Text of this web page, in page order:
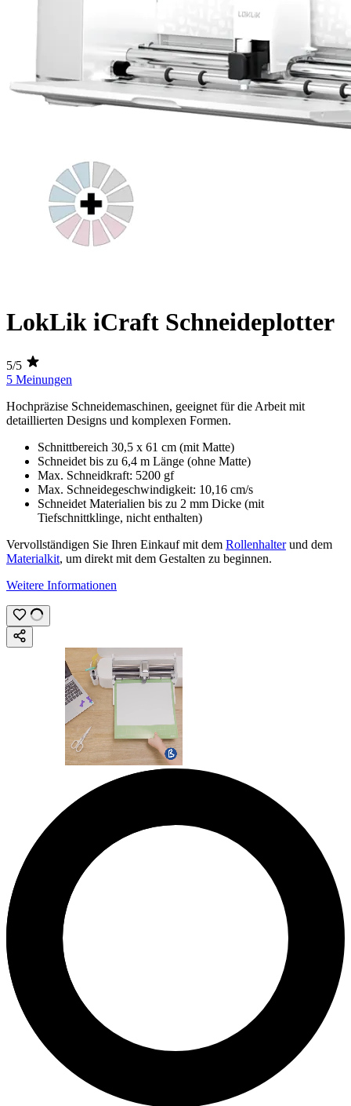
LokLik iCraft Schneideplotter
5/5
5 Meinungen
Hochpräzise Schneidemaschinen, geeignet für die Arbeit mit
detaillierten Designs und komplexen Formen.
Schnittbereich 30,5 x 61 cm (mit Matte)
Schneidet bis zu 6,4 m Länge (ohne Matte)
Max. Schneidkraft: 5200 gf
Max. Schneidegeschwindigkeit: 10,16 cm/s
Schneidet Materialien bis zu 2 mm Dicke (mit
Tiefschnittklinge, nicht enthalten)
Vervollständigen Sie Ihren Einkauf mit dem Rollenhalterund dem
Materialkit, um direkt mit dem Gestalten zu beginnen.
Weitere Informationen